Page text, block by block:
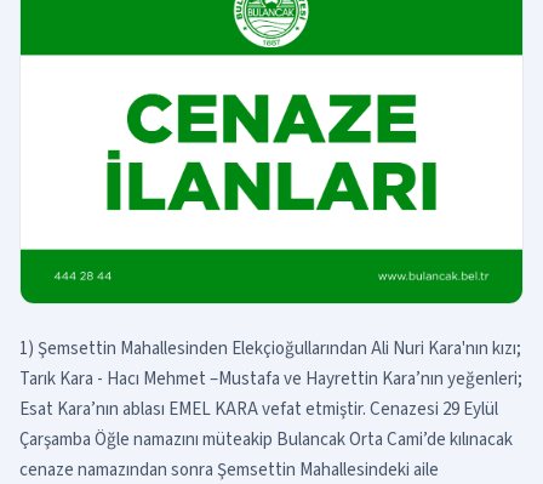
1) Şemsettin Mahallesinden Elekçioğullarından Ali Nuri Kara'nın kızı;
Tarık Kara - Hacı Mehmet –Mustafa ve Hayrettin Kara’nın yeğenleri;
Esat Kara’nın ablası EMEL KARA vefat etmiştir. Cenazesi 29 Eylül
Çarşamba Öğle namazını müteakip Bulancak Orta Cami’de kılınacak
cenaze namazından sonra Şemsettin Mahallesindeki aile